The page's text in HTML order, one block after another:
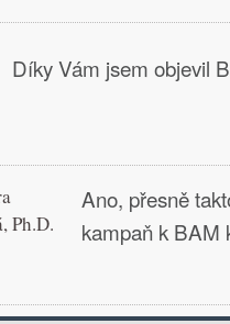
Díky Vám jsem objevil
Ph.D.
Ano, přesně
kampaň k BAM